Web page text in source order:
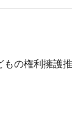
もの権利擁護